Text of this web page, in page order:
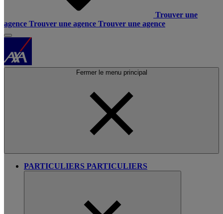
Trouver une
agence Trouver une agence Trouver une agence
Fermer le menu principal
PARTICULIERS PARTICULIERS